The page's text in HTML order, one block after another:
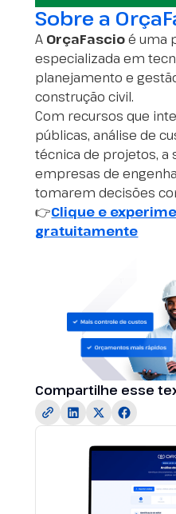
Sobre a
A OrçaFascioé uma
especializada em
planejamento e
construção civil.
Com recursos que
públicas, análise de
técnica de projetos, a
empresas de
tomarem decisões
👉Clique e
gratuitamente
Compartilhe esse